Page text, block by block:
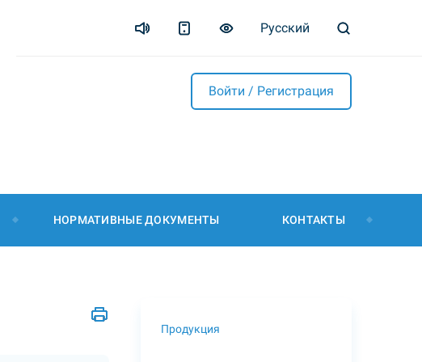
Русский
Войти / Регистрация
НОРМАТИВНЫЕ ДОКУМЕНТЫ КОНТАКТЫ
Продукция